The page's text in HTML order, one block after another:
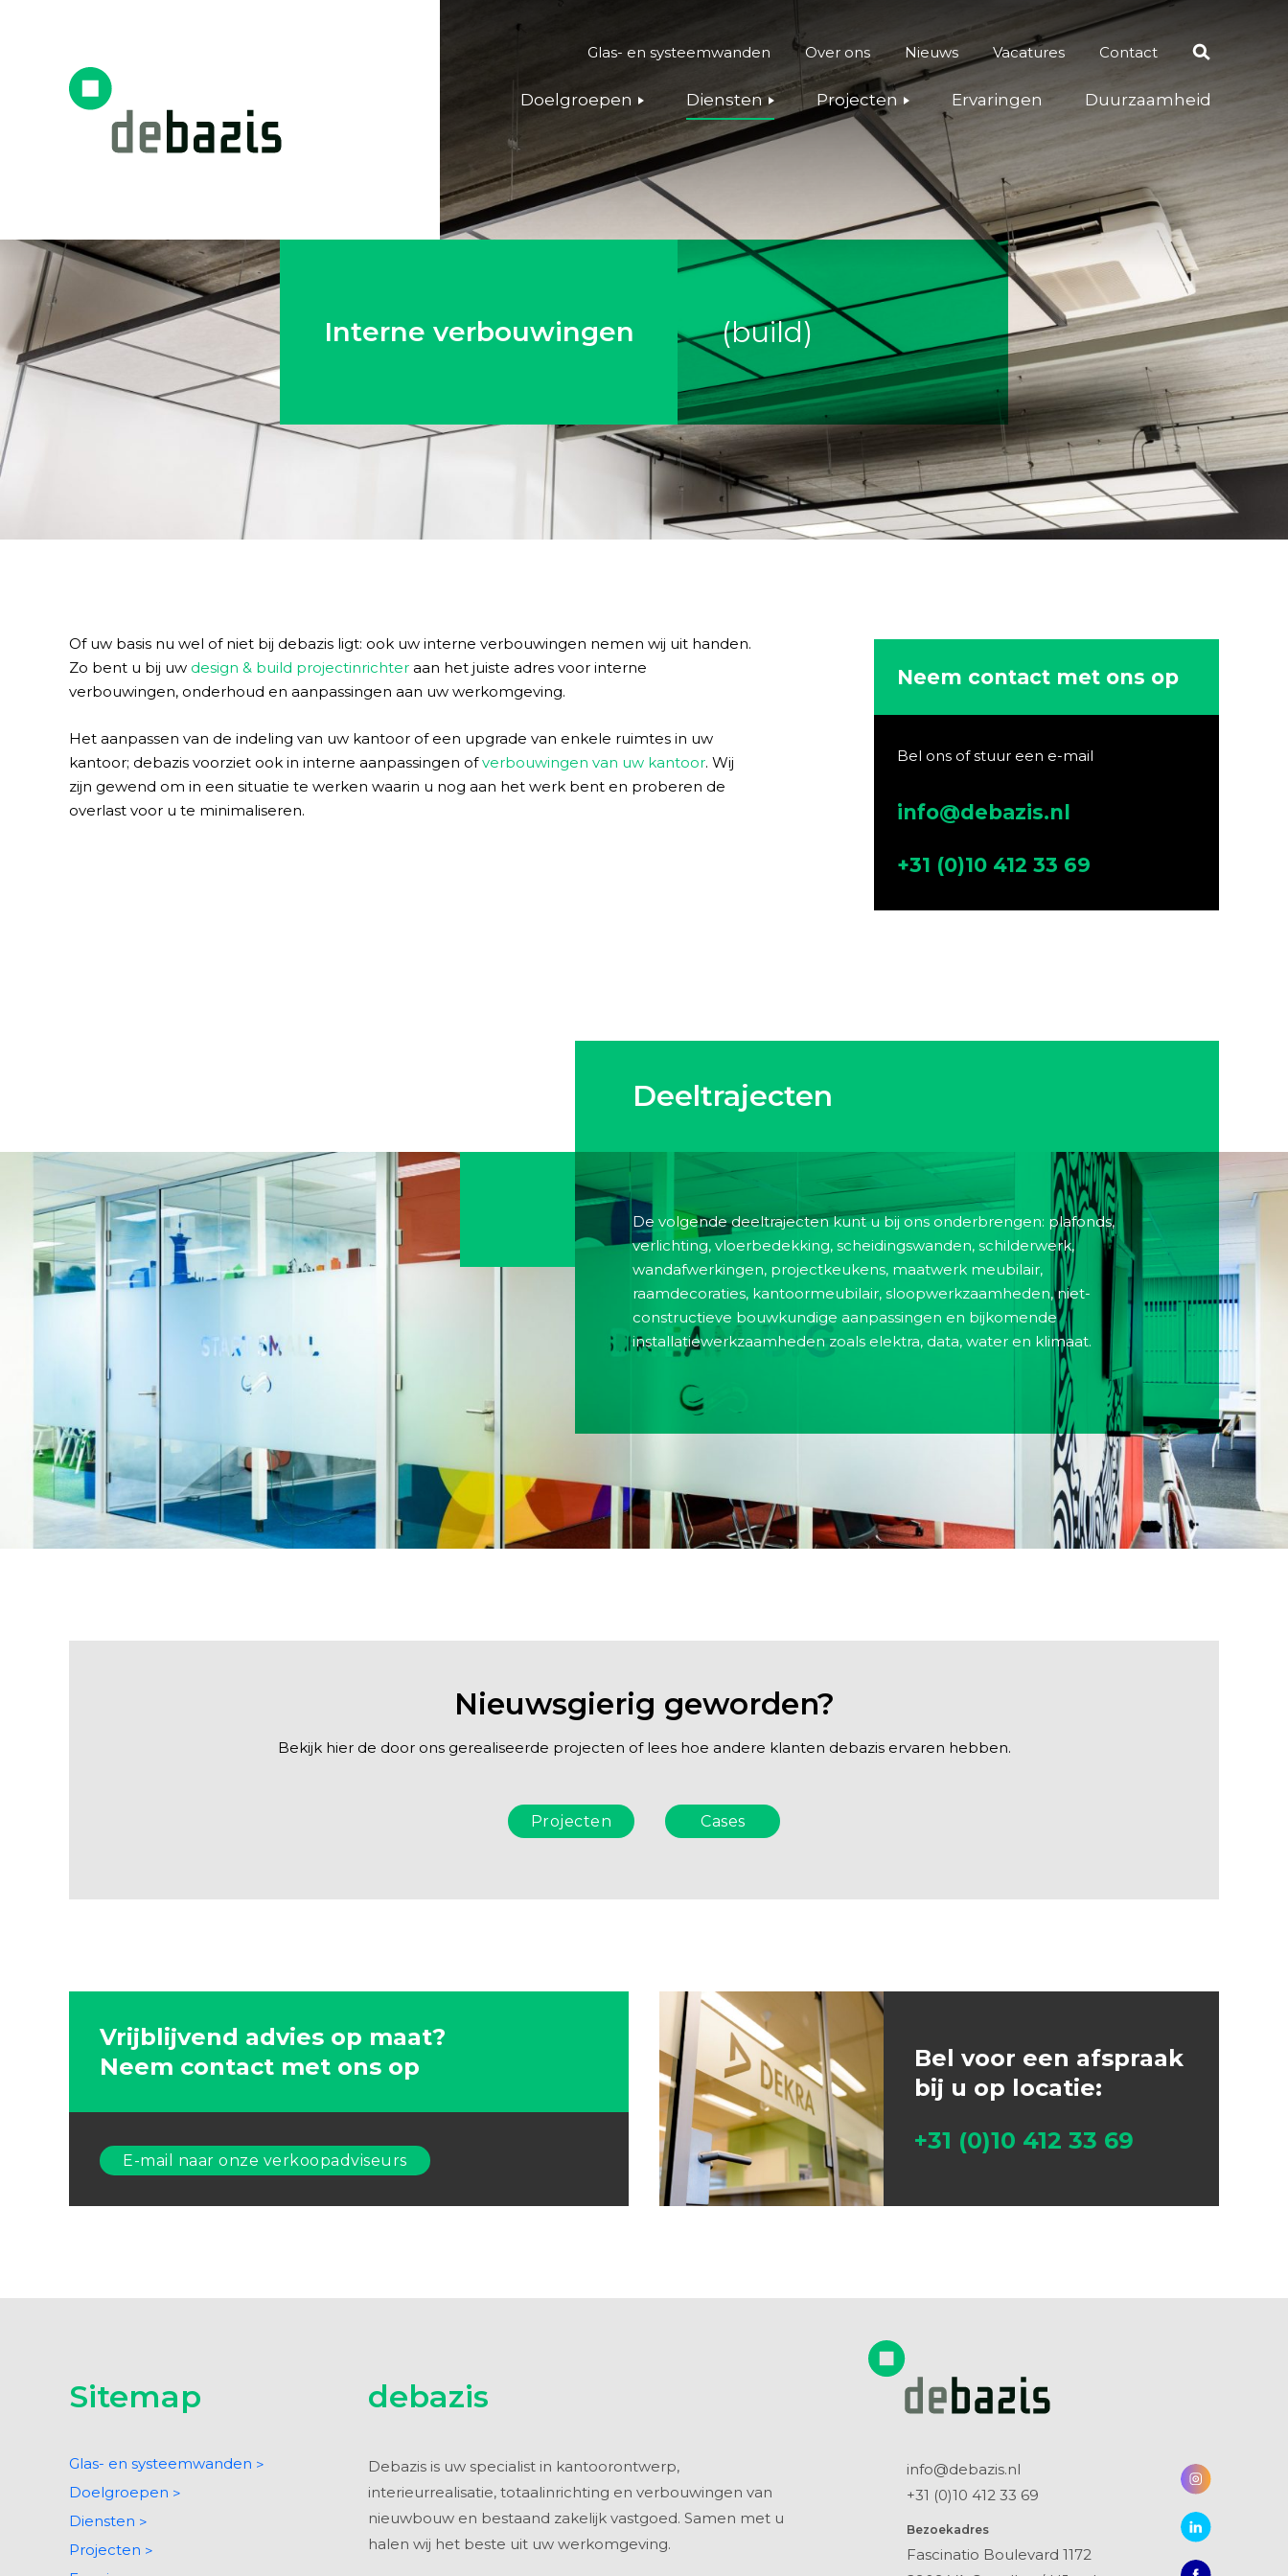
Doelgroepen Diensten Projecten Ervaringen Duurzaamheid
Glas- en systeemwanden Over ons Nieuws Vacatures Contact
Interne verbouwingen (build)
Of uw basis nu wel of niet bij debazis ligt: ook uw interne verbouwingen nemen wij uit handen.
Zo bent u bij uw design & build projectinrichter aan het juiste adres voor interne
verbouwingen, onderhoud en aanpassingen aan uw werkomgeving.
Het aanpassen van de indeling van uw kantoor of een upgrade van enkele ruimtes in uw
kantoor; debazis voorziet ook in interne aanpassingen ofverbouwingen van uw kantoor. Wij
zijn gewend om in een situatie te werken waarin u nog aan het werk bent en proberen de
overlast voor u te minimaliseren.
Neem contact met ons op
Bel ons of stuur een e-mail
info@debazis.nl
+31 (0)10 412 33 69
Deeltrajecten
De volgende deeltrajecten kunt u bij ons onderbrengen: plafonds,
verlichting, vloerbedekking, scheidingswanden, schilderwerk,
wandafwerkingen, projectkeukens, maatwerk meubilair,
raamdecoraties, kantoormeubilair, sloopwerkzaamheden, niet-
constructieve bouwkundige aanpassingen en bijkomende
installatiewerkzaamheden zoals elektra, data, water en klimaat.
Nieuwsgierig geworden?
Bekijk hier de door ons gerealiseerde projecten of lees hoe andere klanten debazis ervaren hebben.
Projecten Cases
Vrijblijvend advies op maat?
Neem contact met ons op
E-mail naar onze verkoopadviseurs
Bel voor een afspraak
bij u op locatie:
+31 (0)10 412 33 69
Sitemap
Glas- en systeemwanden
Doelgroepen
Diensten
Projecten
debazis
Debazis is uw specialist in kantoorontwerp,
interieurrealisatie, totaalinrichting en verbouwingen van
nieuwbouw en bestaand zakelijk vastgoed. Samen met u
halen wij het beste uit uw werkomgeving.
info@debazis.nl
+31 (0)10 412 33 69
Bezoekadres
Fascinatio Boulevard 1172